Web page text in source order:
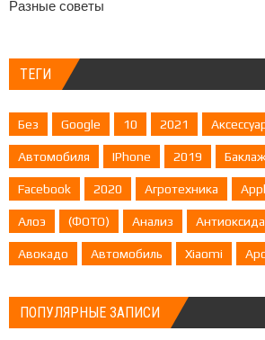
Разные советы
ТЕГИ
Без Google 10 2021
Автомобиля IPhone 2019
Facebook 2020 Агротехника
Алоэ (ФОТО) Анализ
Авокадо Автомобиль Xiaomi
ПОПУЛЯРНЫЕ ЗАПИСИ